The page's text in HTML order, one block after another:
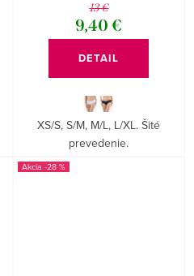
13 €
9,40 €
DETAIL
XS/S, S/M, M/L, L/XL. Šité
prevedenie.
-28 %